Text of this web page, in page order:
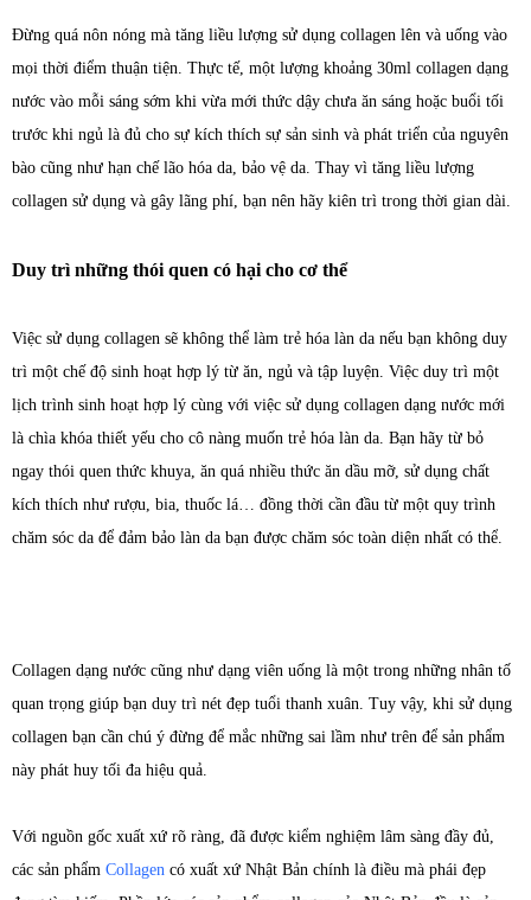
Đừng quá nôn nóng mà tăng liều lượng sử dụng collagen lên và uống vào
mọi thời điểm thuận tiện. Thực tế, một lượng khoảng 30ml collagen dạng
nước vào mỗi sáng sớm khi vừa mới thức dậy chưa ăn sáng hoặc buổi tối
trước khi ngủ là đủ cho sự kích thích sự sản sinh và phát triển của nguyên
bào cũng như hạn chế lão hóa da, bảo vệ da. Thay vì tăng liều lượng
collagen sử dụng và gây lãng phí, bạn nên hãy kiên trì trong thời gian dài.
Duy trì những thói quen có hại cho cơ thể
Việc sử dụng collagen sẽ không thể làm trẻ hóa làn da nếu bạn không duy
trì một chế độ sinh hoạt hợp lý từ ăn, ngủ và tập luyện. Việc duy trì một
lịch trình sinh hoạt hợp lý cùng với việc sử dụng collagen dạng nước mới
là chìa khóa thiết yếu cho cô nàng muốn trẻ hóa làn da. Bạn hãy từ bỏ
ngay thói quen thức khuya, ăn quá nhiều thức ăn dầu mỡ, sử dụng chất
kích thích như rượu, bia, thuốc lá… đồng thời cần đầu từ một quy trình
chăm sóc da để đảm bảo làn da bạn được chăm sóc toàn diện nhất có thể.
Collagen dạng nước cũng như dạng viên uống là một trong những nhân tố
quan trọng giúp bạn duy trì nét đẹp tuổi thanh xuân. Tuy vậy, khi sử dụng
collagen bạn cần chú ý đừng để mắc những sai lầm như trên để sản phẩm
này phát huy tối đa hiệu quả.
Với nguồn gốc xuất xứ rõ ràng, đã được kiểm nghiệm lâm sàng đầy đủ,
các sản phẩm Collagen có xuất xứ Nhật Bản chính là điều mà phái đẹp